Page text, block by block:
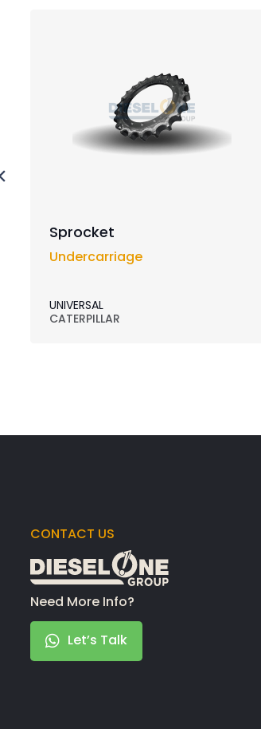
Sprocket
Undercarriage
UNIVERSAL
CATERPILLAR
CONTACT US
Need More Info?
Let’s Talk